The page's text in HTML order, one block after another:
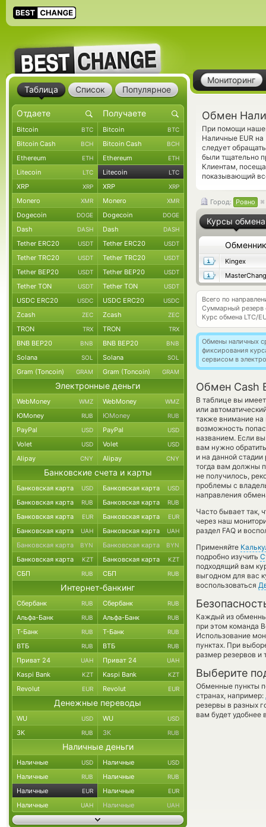
Мониторинг
Обмен
При помощи
Наличные EUR
следует
были тщательно
Клиентам,
показывающий
Город: Ровно
Курсы обмена
Обменник
Kingex
Всего по
Суммарный резерв
Курс обмена LTC/
Обмены наличных
фиксирования
сервисом в
Обмен Cash
В таблице вы
или
также внимание на
возможность
названием. Если
вам нужно
и на данной
тогда вам должны
не получилось,
проблемы с
направления
Часто бывает так,
через наш
раздел FAQ и
Применяйте
подробно изучить
подходящий вам
выгодном для вас
воспользоваться
Каждый из
при этом команда
Использование
пунктах. При
размер резервов и
Выберите
Обменные пункты
странах, например:
резервы в разных
вам будет удобнее
Таблица Список Популярное
Bitcoin BTC Bitcoin BTC
Bitcoin Cash BCH Bitcoin Cash BCH
Ethereum ETH Ethereum ETH
Litecoin LTC Litecoin LTC
XRP XRP XRP XRP
Monero XMR Monero XMR
Dogecoin DOGE Dogecoin DOGE
Dash DASH Dash DASH
Tether ERC20 USDT Tether ERC20 USDT
Tether TRC20 USDT Tether TRC20 USDT
Tether BEP20 USDT Tether BEP20 USDT
Tether TON USDT Tether TON USDT
USDC ERC20 USDC USDC ERC20 USDC
Zcash ZEC Zcash ZEC
TRON TRX TRON TRX
BNB BEP20 BNB BNB BEP20 BNB
Solana SOL Solana SOL
Gram (Toncoin) GRAM Gram (Toncoin) GRAM
Электронные деньги
WebMoney WMZ WebMoney WMZ
ЮMoney RUB ЮMoney RUB
PayPal USD PayPal USD
Volet USD Volet USD
Alipay CNY Alipay CNY
Банковские счета и карты
Банковская карта USD Банковская карта USD
Банковская карта RUB Банковская карта RUB
Банковская карта EUR Банковская карта EUR
Банковская карта UAH Банковская карта UAH
Банковская карта BYN Банковская карта BYN
Банковская карта KZT Банковская карта KZT
СБП RUB СБП RUB
Интернет-банкинг
Сбербанк RUB Сбербанк RUB
Альфа-Банк RUB Альфа-Банк RUB
Т-Банк RUB Т-Банк RUB
ВТБ RUB ВТБ RUB
Приват 24 UAH Приват 24 UAH
Kaspi Bank KZT Kaspi Bank KZT
Revolut EUR Revolut EUR
Денежные переводы
WU USD WU USD
ЗК RUB ЗК RUB
Наличные деньги
Наличные USD Наличные USD
Наличные RUB Наличные RUB
Наличные EUR Наличные EUR
Наличные UAH Наличные UAH